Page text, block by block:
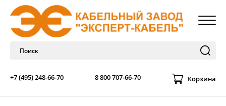
+7 (495) 248-66-70 8 800 707-66-70 Корзина